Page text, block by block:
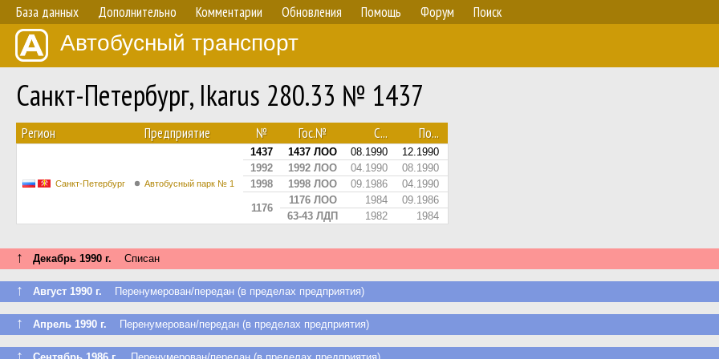
База данных Дополнительно Комментарии Обновления Помощь Форум Поиск
Автобусный транспорт
Санкт-Петербург, Ikarus 280.33 № 1437
Регион Предприятие № Гос.№ С... По...
Санкт-Петербург Автобусный парк № 1
1437 1437 ЛОО 08.1990
12.1990
1992
1992 ЛОО 04.1990
08.1990
1998
1998 ЛОО 09.1986
04.1990
1176
1176 ЛОО 1984
09.1986
63-43 ЛДП
1982 1984
↑ Декабрь 1990 г. Списан
↑ Август 1990 г. Перенумерован/передан (в пределах предприятия)
↑ Апрель 1990 г. Перенумерован/передан (в пределах предприятия)
↑